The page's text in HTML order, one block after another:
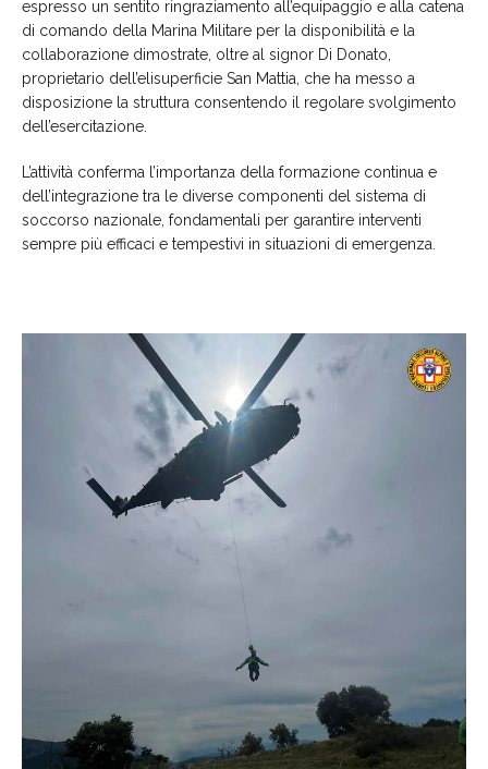
espresso un sentito ringraziamento all’equipaggio e alla catena
di comando della Marina Militare per la disponibilità e la
collaborazione dimostrate, oltre al signor Di Donato,
proprietario dell’elisuperficie San Mattia, che ha messo a
disposizione la struttura consentendo il regolare svolgimento
dell’esercitazione.
L’attività conferma l’importanza della formazione continua e
dell’integrazione tra le diverse componenti del sistema di
soccorso nazionale, fondamentali per garantire interventi
sempre più efficaci e tempestivi in situazioni di emergenza.